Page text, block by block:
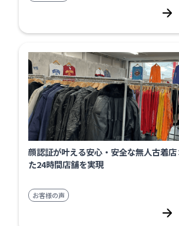
顔認証が叶える安心・安全な無人古着店 地域に開かれ
た24時間店舗を実現
お客様の声